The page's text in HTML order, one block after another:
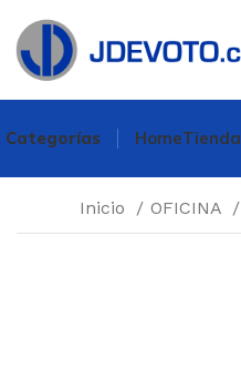
Categorías HomeTienda
Inicio OFICINA